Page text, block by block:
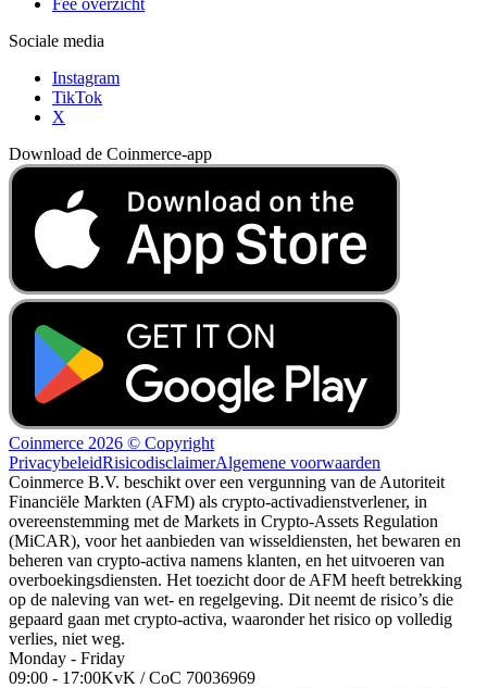
Sociale media
Instagram
TikTok
X
Download de Coinmerce-app
Coinmerce 2026 © Copyright
PrivacybeleidRisicodisclaimerAlgemene voorwaarden
Coinmerce B.V. beschikt over een vergunning van de Autoriteit
Financiële Markten (AFM) als crypto-activadienstverlener, in
overeenstemming met de Markets in Crypto-Assets Regulation
(MiCAR), voor het aanbieden van wisseldiensten, het bewaren en
beheren van crypto-activa namens klanten, en het uitvoeren van
overboekingsdiensten. Het toezicht door de AFM heeft betrekking
op de naleving van wet- en regelgeving. Dit neemt de risico’s die
gepaard gaan met crypto-activa, waaronder het risico op volledig
verlies, niet weg.
Monday - Friday
09:00 - 17:00KvK / CoC 70036969